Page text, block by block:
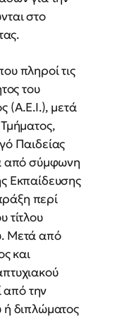
στο
πληροί τις
του
(Α.Ε.Ι.), μετά
Παιδείας
από σύμφωνη
Εκπαίδευσης
περί
τίτλου
Μετά από
και
από την
ή διπλώματος